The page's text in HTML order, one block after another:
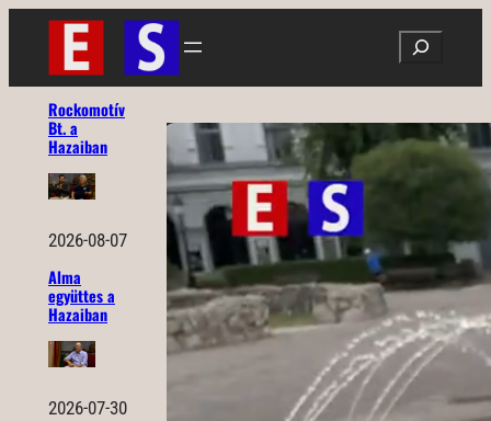
Ugrás
tartalomhoz
Search
Rockomotív
Bt. a
Hazaiban
2026-08-07
Alma
együttes a
Hazaiban
2026-07-30